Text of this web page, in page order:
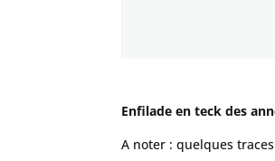
Enfilade en teck des
A noter : quelques